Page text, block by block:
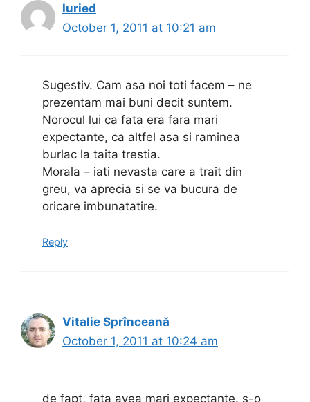
Iuried
October 1, 2011 at 10:21 am
Sugestiv. Cam asa noi toti facem – ne
prezentam mai buni decit suntem.
Norocul lui ca fata era fara mari
expectante, ca altfel asa si raminea
burlac la taita trestia.
Morala – iati nevasta care a trait din
greu, va aprecia si se va bucura de
oricare imbunatatire.
Reply
Vitalie Sprînceană
October 1, 2011 at 10:24 am
de fapt, fata avea mari expectante. s-o